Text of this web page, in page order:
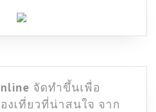
จัดทำขึ้นเพื่อ
งเที่ยวที่น่าสนใจ จาก